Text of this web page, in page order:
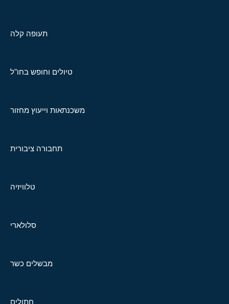
תעופה קלה
טיולים וחופש בחו"ל
משכנתאות וייעוץ מחזור
תחבורה ציבורית
טלוויזיה
סלולארי
מבשלים כשר
חתולים